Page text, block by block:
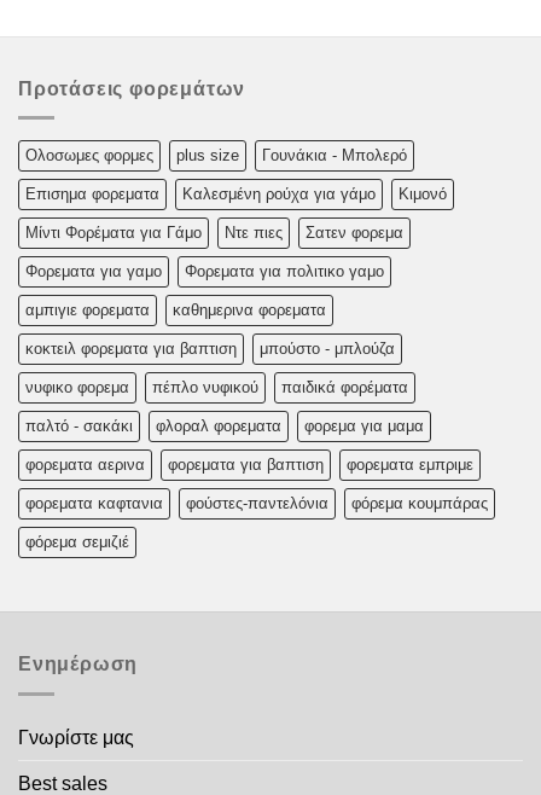
Προτάσεις φορεμάτων
Oλoσωμες φoρμες plus size Γουνάκια - Μπολερό
Επισημα φορεματα Καλεσμένη ρούχα για γάμο Κιμονό
Μίντι Φορέματα για Γάμο Ντε πιες Σατεν φορεμα
Φορεματα για γαμο Φορεματα για πολιτικο γαμο
αμπιγιε φορεματα καθημερινα φορεματα
κοκτειλ φορεματα για βαπτιση μπούστο - μπλούζα
νυφικο φορεμα πέπλο νυφικού παιδικά φορέματα
παλτό - σακάκι φλοραλ φορεματα φορεμα για μαμα
φορεματα αερινα φορεματα για βαπτιση φορεματα εμπριμε
φορεματα καφτανια φούστες-παντελόνια φόρεμα κουμπάρας
φόρεμα σεμιζιέ
Ενημέρωση
Γνωρίστε μας
Best sales